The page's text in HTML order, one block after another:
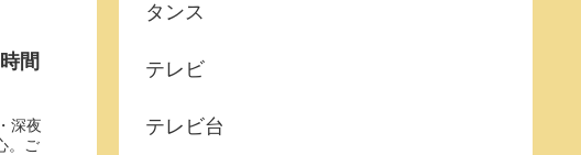
間
深夜
。ご
タンス
テレビ
テレビ台